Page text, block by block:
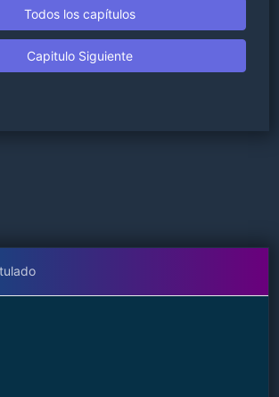
Todos los capítulos
Capitulo Siguiente